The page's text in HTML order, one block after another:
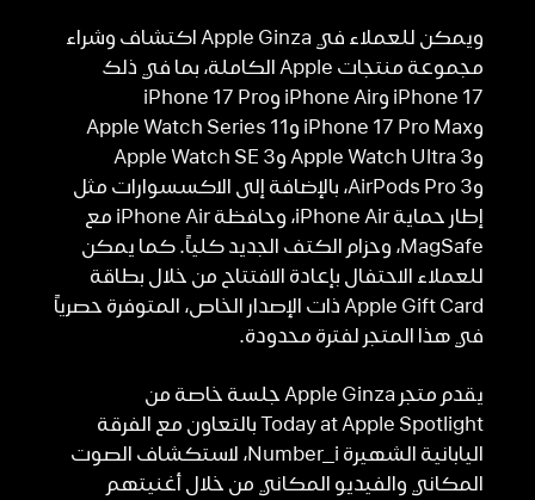
ويمكن للعملاء في Apple Ginza اكتشاف وشراء
مجموعة منتجات Apple الكاملة، بما في ذلك
iPhone 17 وiPhone Air وiPhone 17 Pro
وiPhone 17 Pro Max وApple Watch Series 11
وApple Watch Ultra 3 وApple Watch SE 3
وAirPods Pro 3، بالإضافة إلى الاكسسوارات مثل
إطار حماية iPhone Air، وحافظة iPhone Air مع
MagSafe‏، وحزام الكتف الجديد كلياً. كما يمكن
للعملاء الاحتفال بإعادة الافتتاح من خلال بطاقة
Apple Gift Card ذات الإصدار الخاص، المتوفرة حصرياً
في هذا المتجر لفترة محدودة.
يقدم متجر Apple Ginza جلسة خاصة من
Today at Apple Spotlight بالتعاون مع الفرقة
اليابانية الشهيرة Number_i، لاستكشاف الصوت
المكاني والفيديو المكاني من خلال أغنيتهم